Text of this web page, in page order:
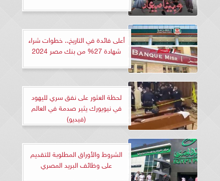
أعلى فائدة في التاريخ.. خطوات شراء
شهادة 27% من بنك مصر 2024
لحظة العثور على نفق سري لليهود
في نيويورك يثير صدمة في العالم
(فيديو)
الشروط والأوراق المطلوبة للتقديم
على وظائف البريد المصري